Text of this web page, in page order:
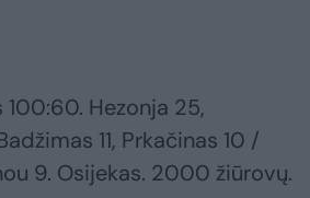
Hezonja 25,
11, Prkačinas 10 /
9. Osijekas. 2000 žiūrovų.